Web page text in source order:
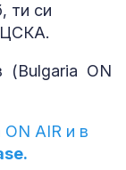
ти си
ЦСКА.
(Bulgaria ON
AIR и в